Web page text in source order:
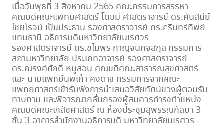
เมื่อวันพุธที่ 3 สิงหาคม 2565 คณะกรรมการสรรหา
คณบดีคณะแพทยศาสตร์ โดยมี ศาสตราจารย์ ดร.ศันสนีย์
ไชยโรจน์ เป็นประธาน รองศาสตราจารย์ ดร.ศรินทร์ทิพย์
แทนธานี อธิการบดีมหาวิทยาลัยนเรศวร
รองศาสตราจารย์ ดร.ชไมพร กาญจนกิจสกุล กรรมการ
สภามหาวิทยาลัย ประเภทอาจารย์ รองศาสตราจารย์
ดร.ณรงค์ศักดิ์ หนูสอน คณบดีคณะสาธารณสุขศาสตร์
และ นายแพทย์นพเก้า คงตาล กรรมการจากคณะ
แพทยศาสตร์เข้ารับฟังการนำเสนอวิสัยทัศน์ของผู้ตอบรับ
ทาบทาม และพิจารณากลั่นกรองผู้สมควรดำรงตำแหน่ง
คณบดีคณะเภสัชศาสตร์ ณ ห้องประชุมสุพรรณกัลยา 3
ชั้น 3 อาคารสำนักงานอธิการบดี มหาวิทยาลัยนเรศวร